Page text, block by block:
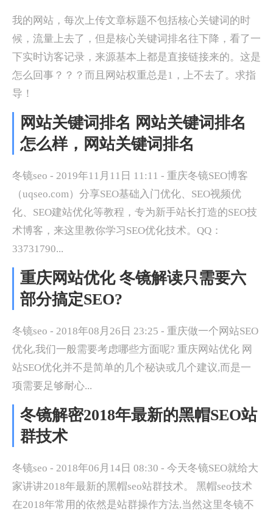
我的网站，每次上传文章标题不包括核心关键词的时
候，流量上去了，但是核心关键词排名往下降，看了一
下实时访客记录，来源基本上都是直接链接来的。这是
怎么回事？？？而且网站权重总是1，上不去了。求指
导！
网站关键词排名 网站关键词排名
怎么样，网站关键词排名
冬镜seo - 2019年11月11日 11:11 - 重庆冬镜SEO博客
（uqseo.com）分享SEO基础入门优化、SEO视频优
化、SEO建站优化等教程，专为新手站长打造的SEO技
术博客，来这里教你学习SEO优化技术。QQ：
33731790...
重庆网站优化 冬镜解读只需要六
部分搞定SEO?
冬镜seo - 2018年08月26日 23:25 - 重庆做一个网站SEO
优化,我们一般需要考虑哪些方面呢? 重庆网站优化 网
站SEO优化并不是简单的几个秘诀或几个建议,而是一
项需要足够耐心...
冬镜解密2018年最新的黑帽SEO站
群技术
冬镜seo - 2018年06月14日 08:30 - 今天冬镜SEO就给大
家讲讲2018年最新的黑帽seo站群技术。 黑帽seo技术
在2018年常用的依然是站群操作方法,当然这里冬镜不